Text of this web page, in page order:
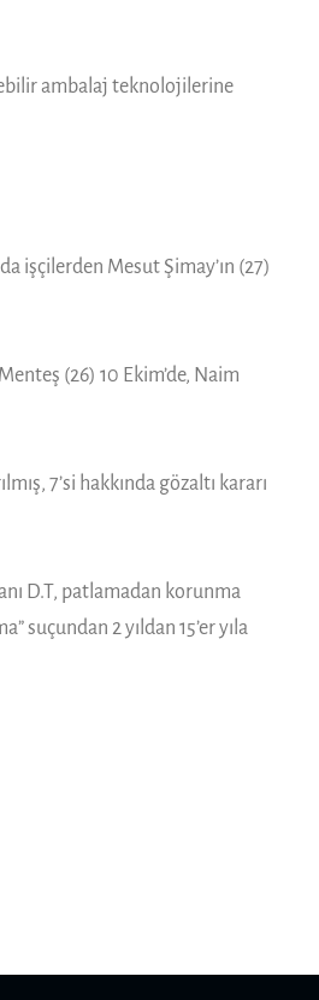
ambalaj teknolojilerine
işçilerden Mesut Şimay’ın (27)
(26) 10 Ekim’de, Naim
7’si hakkında gözaltı kararı
D.T, patlamadan korunma
suçundan 2 yıldan 15’er yıla